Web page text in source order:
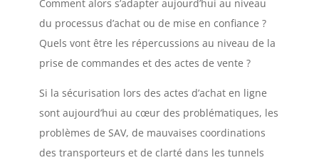
Comment alors s’adapter aujourd’hui au niveau
du processus d’achat ou de mise en confiance ?
Quels vont être les répercussions au niveau de la
prise de commandes et des actes de vente ?
Si la sécurisation lors des actes d’achat en ligne
sont aujourd’hui au cœur des problématiques, les
problèmes de SAV, de mauvaises coordinations
des transporteurs et de clarté dans les tunnels